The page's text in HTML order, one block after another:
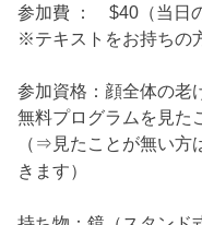
参加費 ： $40（当日
※テキストをお持ちの
参加資格：顔全体の老
無料プログラムを見た
（⇒見たことが無い方
きます）